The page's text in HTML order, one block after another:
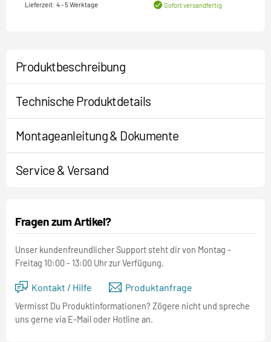
Lieferzeit: 4 - 5 Werktage Sofort versandfertig
Produktbeschreibung
Technische Produktdetails
Montageanleitung & Dokumente
Service & Versand
Fragen zum Artikel?
Unser kundenfreundlicher Support steht dir von Montag -
Freitag 10:00 - 13:00 Uhr zur Verfügung.
Kontakt / Hilfe Produktanfrage
Vermisst Du Produktinformationen? Zögere nicht und spreche
uns gerne via E-Mail oder Hotline an.